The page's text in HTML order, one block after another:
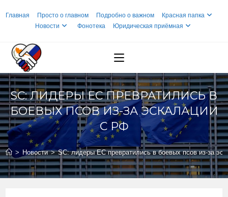
Главная Просто о главном Подробно о важном
Красная папка
Новости
Фонотека Юридическая приёмная
SC: ЛИДЕРЫ ЕС ПРЕВРАТИЛИСЬ В
БОЕВЫХ ПСОВ ИЗ-ЗА ЭСКАЛАЦИИ
С РФ
> Новости > SC: лидеры ЕС превратились в боевых псов из-за